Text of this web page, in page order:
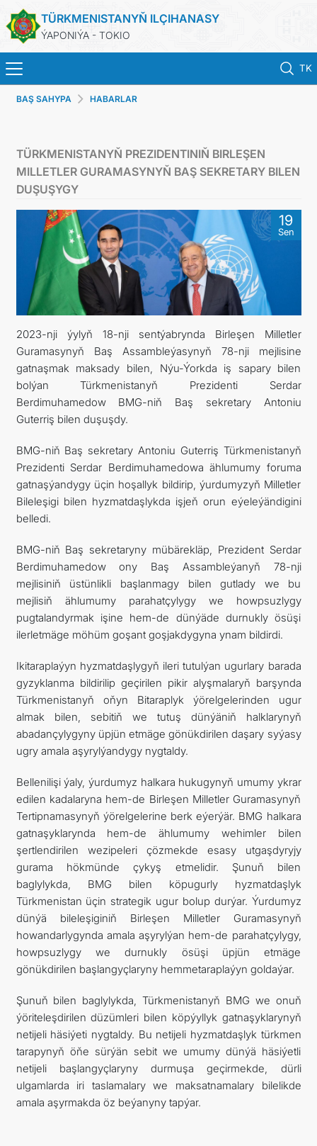
TÜRKMENISTANYŇ ILÇIHANASY
ÝAPONIÝA - TOKIO
TK
BAŞ SAHYPA
TÜRKMENISTAN
KONSULLYK HYZMATLARY
DIM
ARAGATNAŞYK
FOLLOW US ON INSTAGRAM
INVEST TO TURKMENISTAN! PROJECTS AND USEFUL
INFORMATION
BAŞ SAHYPA HABARLAR
TÜRKMENISTANYŇ PREZIDENTINIŇ BIRLEŞEN
MILLETLER GURAMASYNYŇ BAŞ SEKRETARY BILEN
DUŞUŞYGY
19
Sen
2023-nji ýylyň 18-nji sentýabrynda Birleşen Milletler
Guramasynyň Baş Assambleýasynyň 78-nji mejlisine
gatnaşmak maksady bilen, Nýu-Ýorkda iş sapary bilen
bolýan Türkmenistanyň Prezidenti Serdar
Berdimuhamedow BMG-niň Baş sekretary Antoniu
Guterriş bilen duşuşdy.
BMG-niň Baş sekretary Antoniu Guterriş Türkmenistanyň
Prezidenti Serdar Berdimuhamedowa ählumumy foruma
gatnaşýandygy üçin hoşallyk bildirip, ýurdumyzyň Milletler
Bileleşigi bilen hyzmatdaşlykda işjeň orun eýeleýändigini
belledi.
BMG-niň Baş sekretaryny mübärekläp, Prezident Serdar
Berdimuhamedow ony Baş Assambleýanyň 78-nji
mejlisiniň üstünlikli başlanmagy bilen gutlady we bu
mejlisiň ählumumy parahatçylygy we howpsuzlygy
pugtalandyrmak işine hem-de dünýäde durnukly ösüşi
ilerletmäge möhüm goşant goşjakdygyna ynam bildirdi.
Ikitaraplaýyn hyzmatdaşlygyň ileri tutulýan ugurlary barada
gyzyklanma bildirilip geçirilen pikir alyşmalaryň barşynda
Türkmenistanyň oňyn Bitaraplyk ýörelgelerinden ugur
almak bilen, sebitiň we tutuş dünýäniň halklarynyň
abadançylygyny üpjün etmäge gönükdirilen daşary syýasy
ugry amala aşyrylýandygy nygtaldy.
Bellenilişi ýaly, ýurdumyz halkara hukugynyň umumy ykrar
edilen kadalaryna hem-de Birleşen Milletler Guramasynyň
Tertipnamasynyň ýörelgelerine berk eýerýär. BMG halkara
gatnaşyklarynda hem-de ählumumy wehimler bilen
şertlendirilen wezipeleri çözmekde esasy utgaşdyryjy
gurama hökmünde çykyş etmelidir. Şunuň bilen
baglylykda, BMG bilen köpugurly hyzmatdaşlyk
Türkmenistan üçin strategik ugur bolup durýar. Ýurdumyz
dünýä bileleşiginiň Birleşen Milletler Guramasynyň
howandarlygynda amala aşyrylýan hem-de parahatçylygy,
howpsuzlygy we durnukly ösüşi üpjün etmäge
gönükdirilen başlangyçlaryny hemmetaraplaýyn goldaýar.
Şunuň bilen baglylykda, Türkmenistanyň BMG we onuň
ýöriteleşdirilen düzümleri bilen köpýyllyk gatnaşyklarynyň
netijeli häsiýeti nygtaldy. Bu netijeli hyzmatdaşlyk türkmen
tarapynyň öňe sürýän sebit we umumy dünýä häsiýetli
netijeli başlangyçlaryny durmuşa geçirmekde, dürli
ulgamlarda iri taslamalary we maksatnamalary bilelikde
amala aşyrmakda öz beýanyny tapýar.